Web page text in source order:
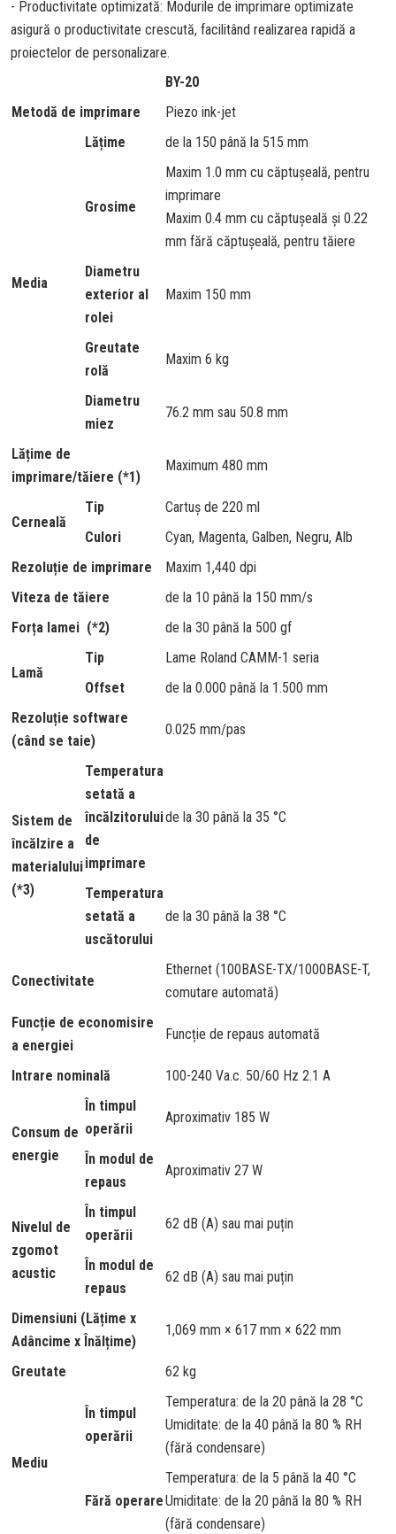
- Productivitate optimizată: Modurile de imprimare optimizate
asigură o productivitate crescută, facilitând realizarea rapidă a
proiectelor de personalizare.
BY-20
Metodă de imprimare
Piezo ink-jet
Media
Lățime de la 150 până la 515 mm
Grosime
Maxim 1.0 mm cu căptușeală, pentru
imprimare
Maxim 0.4 mm cu căptușeală și 0.22
mm fără căptușeală, pentru tăiere
Diametru
exterior al
rolei
Maxim 150 mm
Greutate
rolă
Maxim 6 kg
Diametru
miez
76.2 mm sau 50.8 mm
Lățime de
imprimare/tăiere (*1)
Maximum 480 mm
Cerneală
Tip
Cartuș de 220 ml
Culori
Cyan, Magenta, Galben, Negru, Alb
Rezoluție de imprimare
Maxim 1,440 dpi
Viteza de tăiere
de la 10 până la 150 mm/s
Forța lamei (*2)
de la 30 până la 500 gf
Lamă
Tip
Lame Roland CAMM-1 seria
Offset
de la 0.000 până la 1.500 mm
Rezoluție software
(când se taie)
0.025 mm/pas
Sistem de
încălzire a
materialului
(*3)
Temperatura
setată a
încălzitorului
de
imprimare
de la 30 până la 35 °C
Temperatura
setată a
uscătorului
de la 30 până la 38 °C
Conectivitate
Ethernet (100BASE-TX/1000BASE-T,
comutare automată)
Funcție de economisire
a energiei
Funcție de repaus automată
Intrare nominală 100-240 Va.c. 50/60 Hz 2.1 A
Consum de
energie
În timpul
operării
Aproximativ 185 W
În modul de
repaus
Aproximativ 27 W
Nivelul de
zgomot
acustic
În timpul
operării
62 dB (A) sau mai puțin
În modul de
repaus
62 dB (A) sau mai puțin
Dimensiuni (Lățime x
Adâncime x Înălțime)
1,069 mm × 617 mm × 622 mm
Greutate 62 kg
Mediu
În timpul
operării
Temperatura: de la 20 până la 28 °C
Umiditate: de la 40 până la 80 % RH
(fără condensare)
Fără operare
Temperatura: de la 5 până la 40 °C
Umiditate: de la 20 până la 80 % RH
(fără condensare)